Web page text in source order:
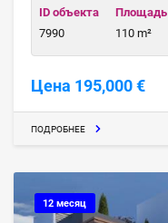
ID объекта
7990
Площадь
110 m²
Цена 195,000 €
ПОДРОБНЕЕ
12 месяц